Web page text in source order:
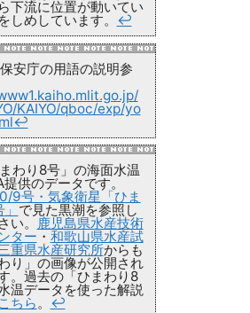
下流に位置が動いてい
しめしています。 ↩
安庁の用語の説明参
KAIYO/qboc/exp/yo
↩
まわり8号」の海面水温
供のデータです。
9号・気象衛星「ひま
で見た黒潮を参照し
い。 鹿児島県水産技術
ター ・ 和歌山県水産試
重県水産研究所からも
わり」の画像が公開され
。過去の「ひまわり8
温データを使った解説
こちら。 ↩